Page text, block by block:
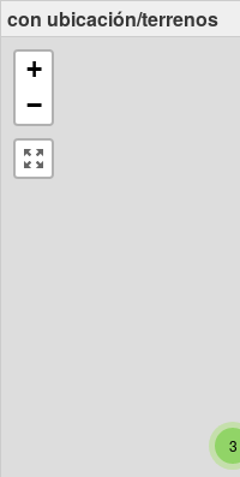
con ubicación/terrenos
3
+
−